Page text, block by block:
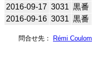
2016-09-17 3031 黒番
2016-09-16 3031 黒番
問合せ先： Rémi Coulom